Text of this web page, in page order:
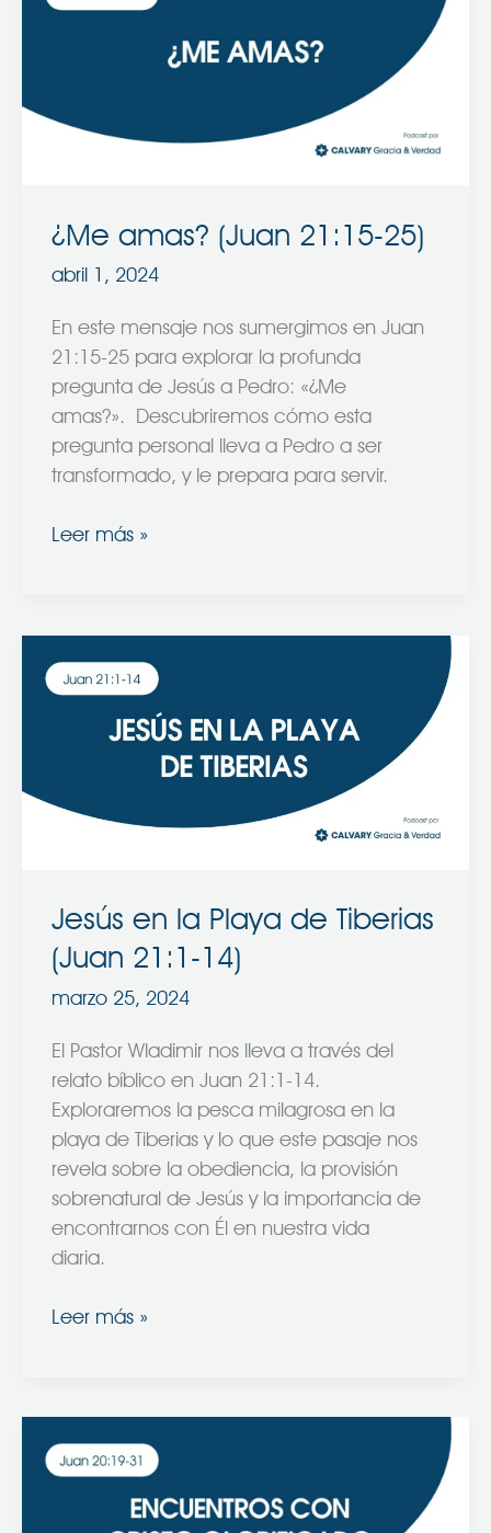
¿Me amas? (Juan 21:15-25)
abril 1, 2024
En este mensaje nos sumergimos en Juan
21:15-25 para explorar la profunda
pregunta de Jesús a Pedro: «¿Me
amas?». Descubriremos cómo esta
pregunta personal lleva a Pedro a ser
transformado, y le prepara para servir.
Leer más »
Jesús en la Playa de Tiberias
(Juan 21:1-14)
marzo 25, 2024
El Pastor Wladimir nos lleva a través del
relato bíblico en Juan 21:1-14.
Exploraremos la pesca milagrosa en la
playa de Tiberias y lo que este pasaje nos
revela sobre la obediencia, la provisión
sobrenatural de Jesús y la importancia de
encontrarnos con Él en nuestra vida
diaria.
en
(Juan
Leer más »
con
Glorificado